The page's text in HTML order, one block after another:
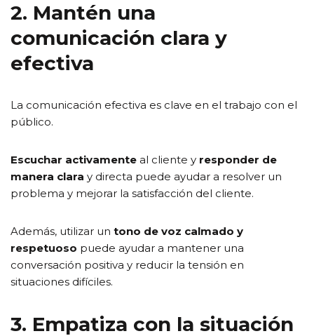
2. Mantén una
comunicación clara y
efectiva
La comunicación efectiva es clave en el trabajo con el
público.
Escuchar activamente al cliente y responder de
manera clara y directa puede ayudar a resolver un
problema y mejorar la satisfacción del cliente.
Además, utilizar un tono de voz calmado y
respetuoso puede ayudar a mantener una
conversación positiva y reducir la tensión en
situaciones difíciles.
3. Empatiza con la situación